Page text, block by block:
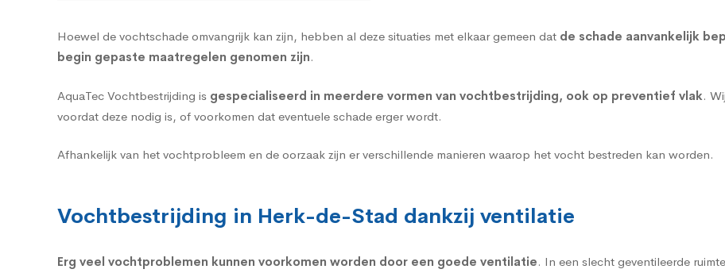
Hoewel de vochtschade omvangrijk kan zijn, hebben al deze situaties met elkaar gemeen dat de schade aanvankelijk
begin gepaste maatregelen genomen zijn.
AquaTec Vochtbestrijding is gespecialiseerd in meerdere vormen van vochtbestrijding, ook op preventief vlak.
voordat deze nodig is, of voorkomen dat eventuele schade erger wordt.
Afhankelijk van het vochtprobleem en de oorzaak zijn er verschillende manieren waarop het vocht bestreden kan worden.
Vochtbestrijding in Herk-de-Stad dankzij ventilatie
Erg veel vochtproblemen kunnen voorkomen worden door een goede ventilatie. In een slecht geventileerde